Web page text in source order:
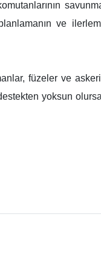
ve
füzeler ve
yoksun